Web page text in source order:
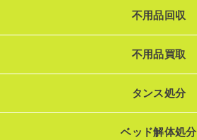
不用品回収
不用品買取
タンス処分
ベッド解体処分